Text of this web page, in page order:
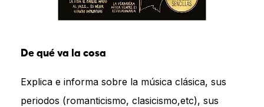
De qué va la cosa
Explica e informa sobre la música clásica, sus
periodos (romanticismo, clasicismo,etc), sus